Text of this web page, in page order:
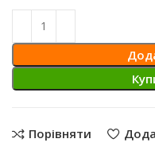
Порівняти